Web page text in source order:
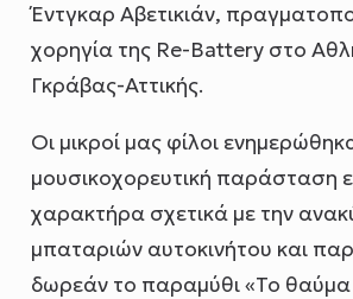
Έντγκαρ Αβετικιάν,
χορηγία της Re-Battery στο
Γκράβας-Αττικής.
Οι μικροί μας φίλοι
μουσικοχορευτική παράσταση
χαρακτήρα σχετικά με την
μπαταριών αυτοκινήτου και
δωρεάν το παραμύθι «Το θαύμα